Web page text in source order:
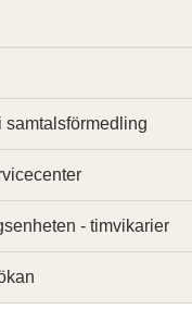
samtalsförmedling
- timvikarier